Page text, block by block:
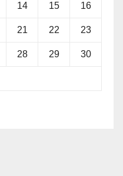
14 15 16
21 22 23
28 29 30